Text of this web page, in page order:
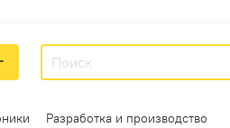
Разработка и производство